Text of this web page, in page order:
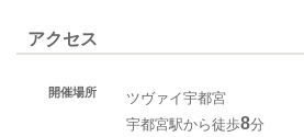
アクセス
開催場所
ツヴァイ宇都宮
宇都宮駅から徒歩8分